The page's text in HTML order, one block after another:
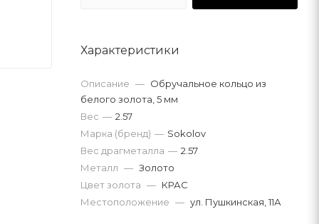
Характеристики
Описание — Обручальное кольцо из
белого золота, 5 мм
Вес драгметалла — 2.57
Марка (бренд) — Sokolov
Вес — 2.57
Металл — Золото
Цвет золота — КРАС
Местоположение — ул. Пушкинская, 11А